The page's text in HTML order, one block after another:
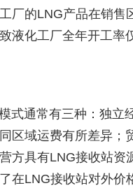
厂的LNG产品在销售
液化工厂全年开工率
式通常有三种：独立
区域运费有所差异；
方具有LNG接收站资
在LNG接收站对外价